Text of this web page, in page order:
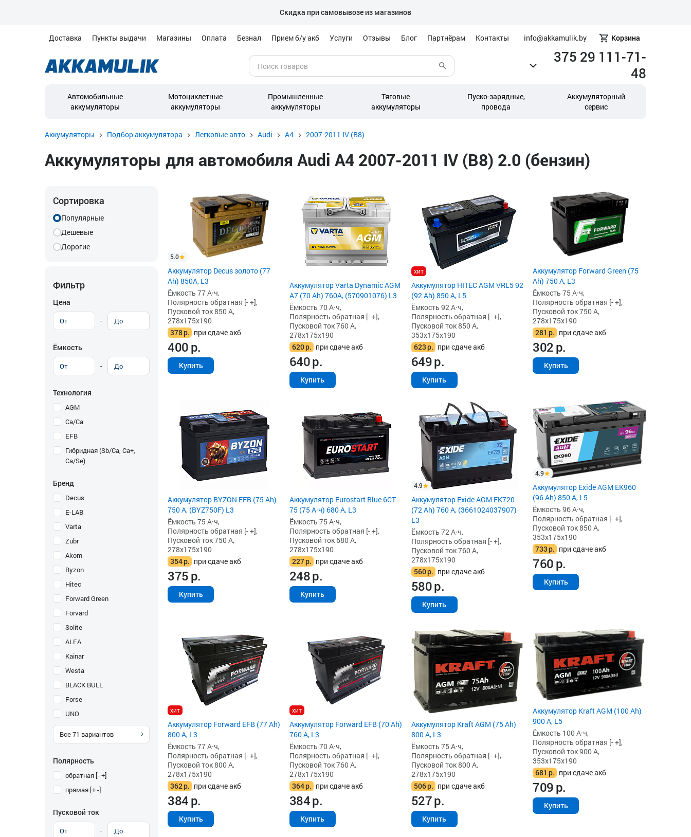
Скидка при самовывозе из магазинов
Доставка Пункты выдачи Магазины Оплата Безнал Прием б/у акб Услуги Отзывы Блог Партнёрам Контакты info@akkamulik.by Корзина
375 29 111-71-
48
Автомобильные
аккумуляторы
Мотоциклетные
аккумуляторы
Промышленные
аккумуляторы
Тяговые
аккумуляторы
Пуско-зарядные,
провода
Аккумуляторный
сервис
Аккумуляторы Подбор аккумулятора Легковые авто Audi A4 2007-2011 IV (B8)
Аккумуляторы для автомобиля Audi A4 2007-2011 IV (B8) 2.0 (бензин)
Сортировка
Популярные
Дешевые
Дорогие
Фильтр
Цена
-
Ёмкость
-
Технология
AGM
Ca/Ca
EFB
Гибридная (Sb/Ca, Ca+,
Ca/Se)
Бренд
Decus
E-LAB
Varta
Zubr
Akom
Byzon
Hitec
Forward Green
Forvard
Solite
ALFA
Kainar
Westa
BLACK BULL
Forse
UNO
Все71 вариантов
Полярность
обратная [- +]
прямая [+ -]
Пусковой ток
-
5.0
Аккумулятор Decus золото (77
Ah) 850А, L3
Ёмкость 77 А·ч,
Полярность обратная [- +],
Пусковой ток 850 А,
278x175x190
378р. при сдаче акб
400р.
Купить
Аккумулятор Varta Dynamic AGM
A7 (70 Ah) 760A, (570901076) L3
Ёмкость 70 А·ч,
Полярность обратная [- +],
Пусковой ток 760 А,
278x175x190
620р. при сдаче акб
640р.
Купить
хит
Аккумулятор HITEC AGM VRL5 92
(92 Ah) 850 А, L5
Ёмкость 92 А·ч,
Полярность обратная [- +],
Пусковой ток 850 А,
353x175x190
623р. при сдаче акб
649р.
Купить
Аккумулятор Forward Green (75
Ah) 750 А, L3
Ёмкость 75 А·ч,
Полярность обратная [- +],
Пусковой ток 750 А,
278x175x190
281 р. при сдаче акб
302р.
Купить
Аккумулятор BYZON EFB (75 Ah)
750 А, (BYZ750F) L3
Ёмкость 75 А·ч,
Полярность обратная [- +],
Пусковой ток 750 А,
278x175x190
354р. при сдаче акб
375р.
Купить
Аккумулятор Eurostart Blue 6CT-
75 (75 А·ч) 680 А, L3
Ёмкость 75 А·ч,
Полярность обратная [- +],
Пусковой ток 680 А,
278x175x190
227р. при сдаче акб
248р.
Купить
4.9
Аккумулятор Exide AGM EK720
(72 Ah) 760 А, (3661024037907)
L3
Ёмкость 72 А·ч,
Полярность обратная [- +],
Пусковой ток 760 А,
278x175x190
560р. при сдаче акб
580р.
Купить
4.9
Аккумулятор Exide AGM EK960
(96 Ah) 850 А, L5
Ёмкость 96 А·ч,
Полярность обратная [- +],
Пусковой ток 850 А,
353x175x190
733р. при сдаче акб
760р.
Купить
хит
Аккумулятор Forward EFB (77 Ah)
800 А, L3
Ёмкость 77 А·ч,
Полярность обратная [- +],
Пусковой ток 800 А,
278x175x190
362р. при сдаче акб
384р.
Купить
хит
Аккумулятор Forward EFB (70 Ah)
760 А, L3
Ёмкость 70 А·ч,
Полярность обратная [- +],
Пусковой ток 760 А,
278x175x190
364р. при сдаче акб
384р.
Купить
Аккумулятор Kraft AGM (75 Ah)
800 А, L3
Ёмкость 75 А·ч,
Полярность обратная [- +],
Пусковой ток 800 А,
278x175x190
506р. при сдаче акб
527р.
Купить
Аккумулятор Kraft AGM (100 Ah)
900 А, L5
Ёмкость 100 А·ч,
Полярность обратная [- +],
Пусковой ток 900 А,
353x175x190
681 р. при сдаче акб
709р.
Купить